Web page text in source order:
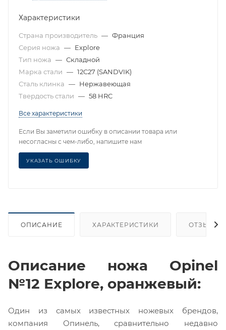
Характеристики
Страна производитель — Франция
Серия ножа — Explore
Тип ножа — Складной
Марка стали — 12C27 (SANDVIK)
Сталь клинка — Нержавеющая
Твердость стали — 58 HRC
Все характеристики
Если Вы заметили ошибку в описании товара или
несогласны с чем-либо, напишите нам
УКАЗАТЬ ОШИБКУ
ОПИСАНИЕ ХАРАКТЕРИСТИКИ ОТЗЫВЫ
Описание ножа Opinel
№12 Explore, оранжевый:
Один из самых известных ножевых брендов,
компания Опинель, сравнительно недавно